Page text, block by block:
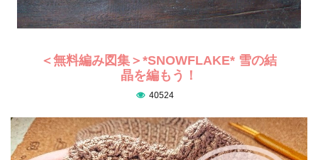
＜無料編み図集＞*SNOWFLAKE* 雪の結
晶を編もう！
40524